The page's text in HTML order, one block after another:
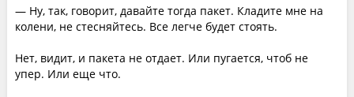
— Ну, так, говорит, давайте тогда пакет. Кладите мне на
колени, не стесняйтесь. Все легче будет стоять.
Нет, видит, и пакета не отдает. Или пугается, чтоб не
упер. Или еще что.